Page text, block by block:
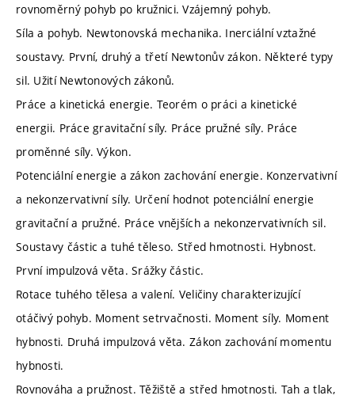
rovnoměrný pohyb po kružnici. Vzájemný pohyb.
Síla a pohyb. Newtonovská mechanika. Inerciální vztažné
soustavy. První, druhý a třetí Newtonův zákon. Některé typy
sil. Užití Newtonových zákonů.
Práce a kinetická energie. Teorém o práci a kinetické
energii. Práce gravitační síly. Práce pružné síly. Práce
proměnné síly. Výkon.
Potenciální energie a zákon zachování energie. Konzervativní
a nekonzervativní síly. Určení hodnot potenciální energie
gravitační a pružné. Práce vnějších a nekonzervativních sil.
Soustavy částic a tuhé těleso. Střed hmotnosti. Hybnost.
První impulzová věta. Srážky částic.
Rotace tuhého tělesa a valení. Veličiny charakterizující
otáčivý pohyb. Moment setrvačnosti. Moment síly. Moment
hybnosti. Druhá impulzová věta. Zákon zachování momentu
hybnosti.
Rovnováha a pružnost. Těžiště a střed hmotnosti. Tah a tlak,